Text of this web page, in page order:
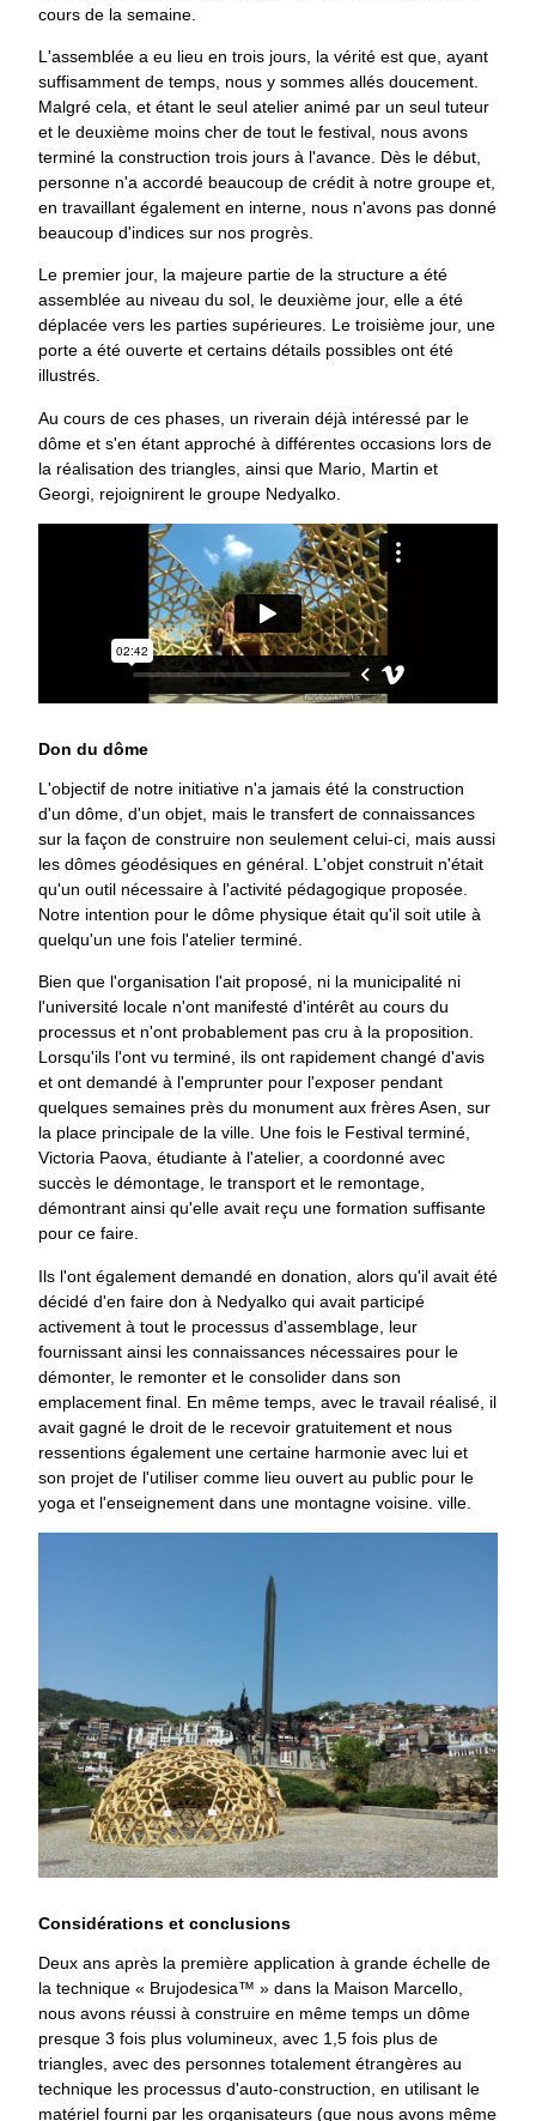
cours de la semaine.
L'assemblée a eu lieu en trois jours, la vérité est que, ayant
suffisamment de temps, nous y sommes allés doucement.
Malgré cela, et étant le seul atelier animé par un seul tuteur
et le deuxième moins cher de tout le festival, nous avons
terminé la construction trois jours à l'avance. Dès le début,
personne n'a accordé beaucoup de crédit à notre groupe et,
en travaillant également en interne, nous n'avons pas donné
beaucoup d'indices sur nos progrès.
Le premier jour, la majeure partie de la structure a été
assemblée au niveau du sol, le deuxième jour, elle a été
déplacée vers les parties supérieures. Le troisième jour, une
porte a été ouverte et certains détails possibles ont été
illustrés.
Au cours de ces phases, un riverain déjà intéressé par le
dôme et s'en étant approché à différentes occasions lors de
la réalisation des triangles, ainsi que Mario, Martin et
Georgi, rejoignirent le groupe Nedyalko.
Don du dôme
L'objectif de notre initiative n'a jamais été la construction
d'un dôme, d'un objet, mais le transfert de connaissances
sur la façon de construire non seulement celui-ci, mais aussi
les dômes géodésiques en général. L'objet construit n'était
qu'un outil nécessaire à l'activité pédagogique proposée.
Notre intention pour le dôme physique était qu'il soit utile à
quelqu'un une fois l'atelier terminé.
Bien que l'organisation l'ait proposé, ni la municipalité ni
l'université locale n'ont manifesté d'intérêt au cours du
processus et n'ont probablement pas cru à la proposition.
Lorsqu'ils l'ont vu terminé, ils ont rapidement changé d'avis
et ont demandé à l'emprunter pour l'exposer pendant
quelques semaines près du monument aux frères Asen, sur
la place principale de la ville. Une fois le Festival terminé,
Victoria Paova, étudiante à l'atelier, a coordonné avec
succès le démontage, le transport et le remontage,
démontrant ainsi qu'elle avait reçu une formation suffisante
pour ce faire.
Ils l'ont également demandé en donation, alors qu'il avait été
décidé d'en faire don à Nedyalko qui avait participé
activement à tout le processus d'assemblage, leur
fournissant ainsi les connaissances nécessaires pour le
démonter, le remonter et le consolider dans son
emplacement final. En même temps, avec le travail réalisé, il
avait gagné le droit de le recevoir gratuitement et nous
ressentions également une certaine harmonie avec lui et
son projet de l'utiliser comme lieu ouvert au public pour le
yoga et l'enseignement dans une montagne voisine. ville.
Considérations et conclusions
Deux ans après la première application à grande échelle de
la technique « Brujodesica™ » dans la Maison Marcello,
nous avons réussi à construire en même temps un dôme
presque 3 fois plus volumineux, avec 1,5 fois plus de
triangles, avec des personnes totalement étrangères au
technique les processus d'auto-construction, en utilisant le
matériel fourni par les organisateurs (que nous avons même